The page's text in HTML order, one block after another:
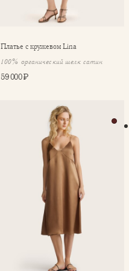
Платье с кружевом Lina
100% органический шелк сатин
59 000 ₽
Платье-комбинация Sienna